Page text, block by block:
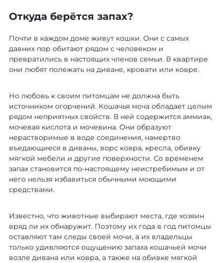
Откуда берётся запах?
Почти в каждом доме живут кошки. Они с самых
давних пор обитают рядом с человеком и
превратились в настоящих членов семьи. В квартире
они любят полежать на диване, кровати или ковре.
Но любовь к своим питомцам не должна быть
источником огорчений. Кошачья моча обладает целым
рядом неприятных свойств. В ней содержится аммиак,
мочевая кислота и мочевина. Они образуют
нерастворимые в воде соединения, намертво
въедающиеся в диваны, ворс ковра, кресла, обивку
мягкой мебели и другие поверхности. Со временем
запах становится по-настоящему неистребимым и от
него нельзя избавиться обычными моющими
средствами.
Известно, что животные выбирают места, где хозяин
вряд ли их обнаружит. Поэтому их года в год питомцы
оставляют там следы своей мочи, а их владельцы
только удивляются ощущению запаха кошачьей мочи
возле дивана или ковра, а также на обивке мягкой